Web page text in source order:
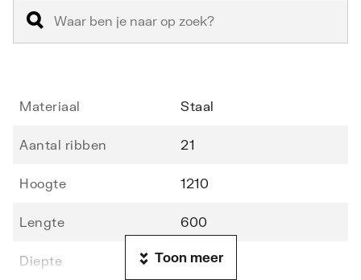
Materiaal Staal
Aantal ribben 21
Hoogte 1210
Lengte 600
Diepte 30
Toon meer